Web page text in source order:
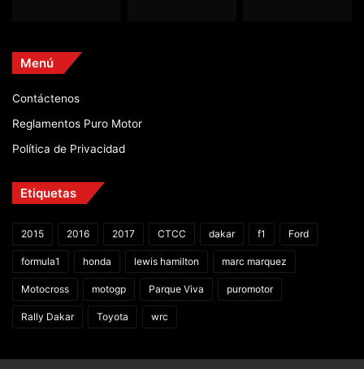
Menú
Contáctenos
Reglamentos Puro Motor
Política de Privacidad
Etiquetas
2015 2016 2017 CTCC dakar f1 Ford
formula1 honda lewis hamilton marc marquez
Motocross motogp Parque Viva puromotor
Rally Dakar Toyota wrc